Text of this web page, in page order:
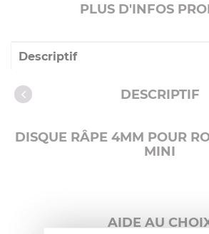
PLUS D'INFOS
Descriptif
Caractéristiques DESCRIPTIF
DISQUE RÂPE 4MM POUR
MINI
AIDE AU